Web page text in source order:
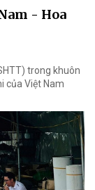
- Hoa
trong khuôn
của Việt Nam